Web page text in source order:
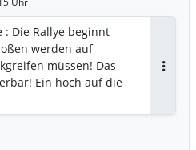
Annuity Trusts.
Herr Slootman
Anteile in
Laut einer
scheint
zu ihrem fairen
zu sein. Für tiefere
auf
: Die Rallye beginnt
werden auf
müssen! Das
Ein hoch auf die